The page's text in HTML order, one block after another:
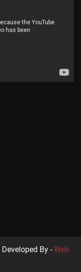
Developed By -Web